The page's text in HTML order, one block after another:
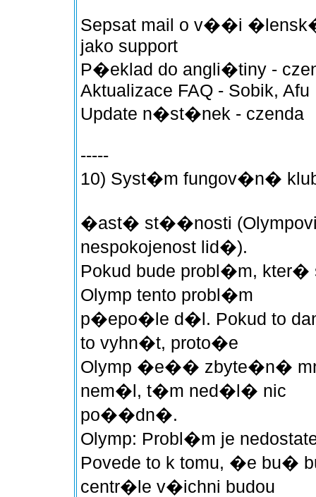
Sepsat mail o v��i
jako support
P�eklad do angli�tiny -
Aktualizace FAQ - Sobik, Afu
Update n�st�nek - czenda
-----
10) Syst�m fungov�n�
�ast� st��nosti
nespokojenost lid�).
Pokud bude probl�m,
Olymp tento probl�m
p�epo�le d�l. Pokud to
to vyhn�t, proto�e
Olymp �e�� zbyte�n�
nem�l, t�m ned�l� nic
po��dn�.
Olymp: Probl�m je
Povede to k tomu, �e bu�
centr�le v�ichni budou